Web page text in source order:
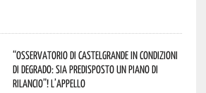
“Osservatorio di Castelgrande in condizioni
di degrado: sia predisposto un piano di
rilancio”! L’appello